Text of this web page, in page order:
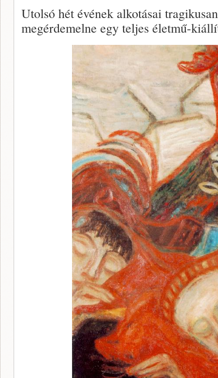
Utolsó hét évének alkotásai
megérdemelne egy teljes életmű-